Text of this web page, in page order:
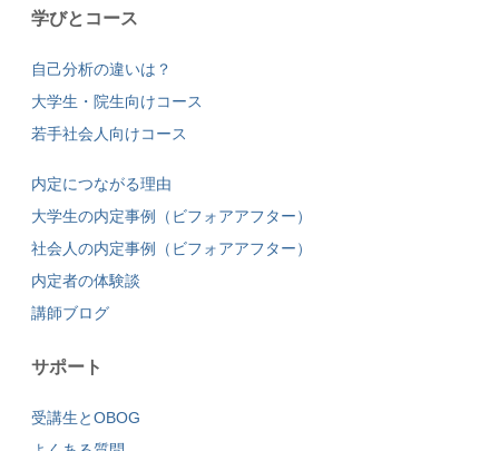
学びとコース
自己分析の違いは？
大学生・院生向けコース
若手社会人向けコース
内定につながる理由
大学生の内定事例（ビフォアアフター）
社会人の内定事例（ビフォアアフター）
内定者の体験談
講師ブログ
サポート
受講生とOBOG